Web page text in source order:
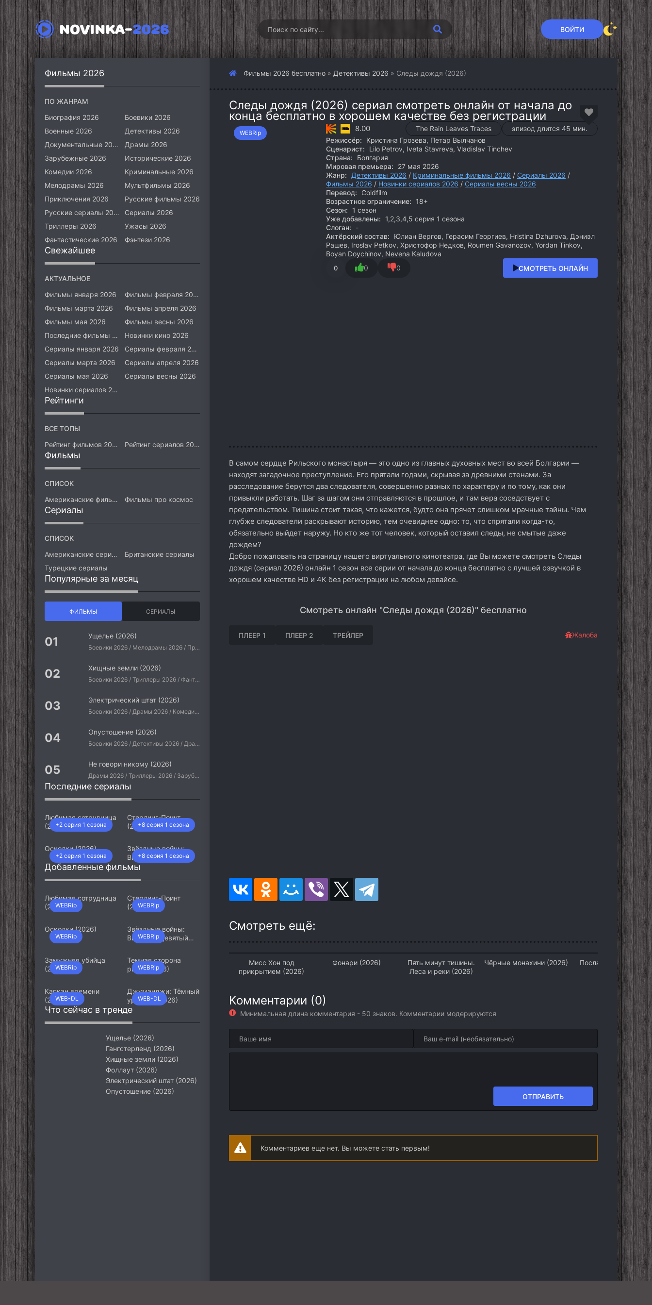
NOVINKA-2026 ВОЙТИ
Фильмы 2026 бесплатно » Детективы 2026 » Следы дождя (2026)
Следы дождя (2026) сериал смотреть онлайн от начала до
конца бесплатно в хорошем качестве без регистрации
WEBRip 8.00 The Rain Leaves Traces
эпизод длится 45 мин.
Режиссёр:
Кристина Грозева, Петар Вылчанов
Сценарист:
Lilo Petrov, Iveta Stavreva, Vladislav Tinchev
Страна:
Болгария
Мировая премьера:
27 мая 2026
Жанр:
Детективы 2026 / Криминальные фильмы 2026 / Сериалы 2026 /
Фильмы 2026 / Новинки сериалов 2026 / Сериалы весны 2026
Перевод:
Coldfilm
Возрастное ограничение:
18+
Сезон:
1 сезон
Уже добавлены:
1,2,3,4,5 серия 1 сезона
Слоган:
-
Актёрский состав:
Юлиан Вергов, Герасим Георгиев, Hristina Dzhurova, Дэниэл
Рашев, Iroslav Petkov, Христофор Недков, Roumen Gavanozov, Yordan Tinkov,
Boyan Doychinov, Nevena Kaludova
0 0 0 СМОТРЕТЬ ОНЛАЙН
В самом сердце Рильского монастыря — это одно из главных духовных мест во всей Болгарии —
находят загадочное преступление. Его прятали годами, скрывая за древними стенами. За
расследование берутся два следователя, совершенно разных по характеру и по тому, как они
привыкли работать. Шаг за шагом они отправляются в прошлое, и там вера соседствует с
предательством. Тишина стоит такая, что кажется, будто она прячет слишком мрачные тайны. Чем
глубже следователи раскрывают историю, тем очевиднее одно: то, что спрятали когда-то,
обязательно выйдет наружу. Но кто же тот человек, который оставил следы, не смытые даже
дождем?
Добро пожаловать на страницу нашего виртуального кинотеатра, где Вы можете смотреть Следы
дождя (сериал 2026) онлайн 1 сезон все серии от начала до конца бесплатно с лучшей озвучкой в
хорошем качестве HD и 4K без регистрации на любом девайсе.
Смотреть онлайн "Следы дождя (2026)" бесплатно
ПЛЕЕР 1 ПЛЕЕР 2 ТРЕЙЛЕР Жалоба
Смотреть ещё:
Мисс Хон под
прикрытием (2026)
Фонари (2026)
Пять минут тишины.
Леса и реки (2026)
Чёрные монахини (2026) Посланники (2026)
Комментарии (0)
Минимальная длина комментария - 50 знаков. Комментарии модерируются
ОТПРАВИТЬ
Комментариев еще нет. Вы можете стать первым!
Фильмы 2026
ПО ЖАНРАМ
Биография 2026
Боевики 2026
Военные 2026
Детективы 2026
Документальные 2026
Драмы 2026
Зарубежные 2026
Исторические 2026
Комедии 2026
Криминальные 2026
Мелодрамы 2026
Мультфильмы 2026
Приключения 2026
Русские фильмы 2026
Русские сериалы 2026
Сериалы 2026
Триллеры 2026
Ужасы 2026
Фантастические 2026
Фэнтези 2026
Свежайшее
АКТУАЛЬНОЕ
Фильмы января 2026
Фильмы февраля 2026
Фильмы марта 2026
Фильмы апреля 2026
Фильмы мая 2026
Фильмы весны 2026
Последние фильмы 2026
Новинки кино 2026
Сериалы января 2026
Сериалы февраля 2026
Сериалы марта 2026
Сериалы апреля 2026
Сериалы мая 2026
Сериалы весны 2026
Новинки сериалов 2026
Рейтинги
ВСЕ ТОПЫ
Рейтинг фильмов 2026
Рейтинг сериалов 2026
Фильмы
СПИСОК
Американские фильмы
Фильмы про космос
Сериалы
СПИСОК
Американские сериалы
Британские сериалы
Турецкие сериалы
Популярные за месяц
ФИЛЬМЫ СЕРИАЛЫ
Ущелье (2026)
Боевики 2026 / Мелодрамы 2026 / Приключения 2026 / Ужасы 2026 / Фантастические 2026 / Зарубежные фильмы 2026 / Американские фильмы / Фильмы 2026
Хищные земли (2026)
Боевики 2026 / Триллеры 2026 / Фантастические 2026 / Зарубежные фильмы 2026 / Американские фильмы / Фильмы 2026
Электрический штат (2026)
Боевики 2026 / Драмы 2026 / Комедии 2026 / Приключения 2026 / Фантастические 2026 / Зарубежные фильмы 2026 / Американские фильмы / Фильмы 2026
Опустошение (2026)
Боевики 2026 / Детективы 2026 / Драмы 2026 / Криминальные фильмы 2026 / Триллеры 2026 / Зарубежные фильмы 2026 / Американские фильмы / Фильмы 2026
Не говори никому (2026)
Драмы 2026 / Триллеры 2026 / Зарубежные фильмы 2026 / Американские фильмы / Фильмы 2026
Последние сериалы
+2 серия 1 сезона
Любимая сотрудница
(2026)
+8 серия 1 сезона
Стерлинг-Поинт
(2026)
+2 серия 1 сезона
Осколки (2026)
+8 серия 1 сезона
Звёздные войны:
Видения. Девятый
джедай (2026)
Добавленные фильмы
WEBRip
Любимая сотрудница
(2026)
WEBRip
Стерлинг-Поинт
(2026)
WEBRip
Осколки (2026)
WEBRip
Звёздные войны:
Видения. Девятый
WEBRip
Замужняя убийца
(2026)
WEBRip
Темная сторона
ринга (2026)
WEB-DL
Капкан времени
(2026)
WEB-DL
Джуманджи: Тёмный
уровень (2026)
Что сейчас в тренде
Ущелье (2026)
Гангстерленд (2026)
Хищные земли (2026)
Фоллаут (2026)
Электрический штат (2026)
Опустошение (2026)